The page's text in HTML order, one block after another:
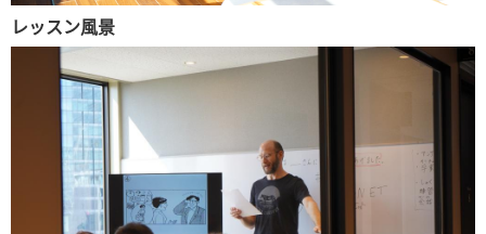
レッスン風景